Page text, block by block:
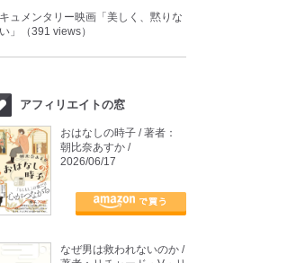
キュメンタリー映画「美しく、黙りな
」（391 views）
アフィリエイトの窓
おはなしの時子 / 著者：
朝比奈あすか /
2026/06/17
なぜ男は救われないのか /